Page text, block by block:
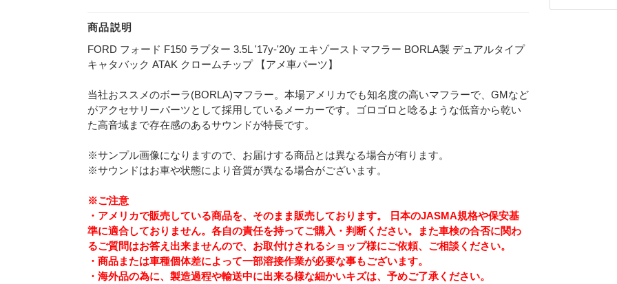
商品説明
FORD フォード F150 ラプター 3.5L '17y-'20y エキゾーストマフラー BORLA製 デュアルタイプ
キャタバック ATAK クロームチップ 【アメ車パーツ】
当社おススメのボーラ(BORLA)マフラー。本場アメリカでも知名度の高いマフラーで、GMなど
がアクセサリーパーツとして採用しているメーカーです。ゴロゴロと唸るような低音から乾い
た高音域まで存在感のあるサウンドが特長です。
※サンプル画像になりますので、お届けする商品とは異なる場合が有ります。
※サウンドはお車や状態により音質が異なる場合がございます。
※ご注意
・アメリカで販売している商品を、そのまま販売しております。 日本のJASMA規格や保安基
準に適合しておりません。各自の責任を持ってご購入・判断ください。また車検の合否に関わ
るご質問はお答え出来ませんので、お取付けされるショップ様にご依頼、ご相談ください。
・商品または車種個体差によって一部溶接作業が必要な事もございます。
・海外品の為に、製造過程や輸送中に出来る様な細かいキズは、予めご了承ください。